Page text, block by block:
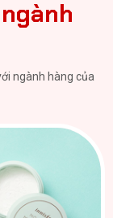
ngành hàng của